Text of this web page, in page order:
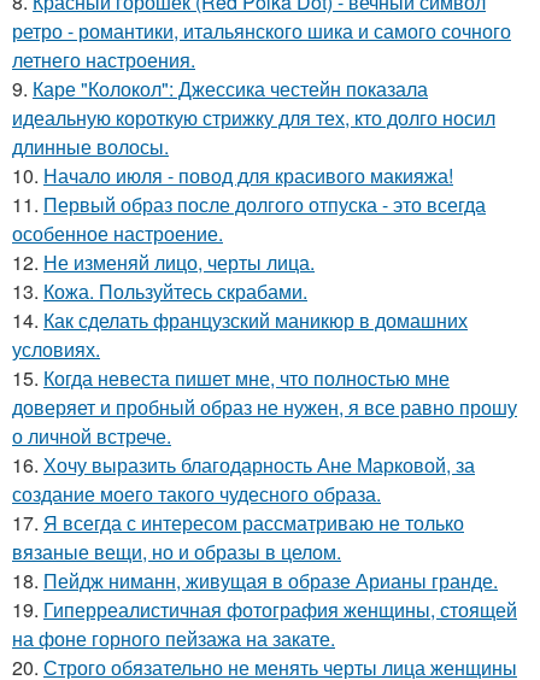
ретро - романтики, итальянского шика и самого сочного
летнего настроения.
9. Каре "Колокол": Джессика честейн показала
идеальную короткую стрижку для тех, кто долго носил
длинные волосы.
10. Начало июля - повод для красивого макияжа!
11. Первый образ после долгого отпуска - это всегда
особенное настроение.
12. Не изменяй лицо, черты лица.
13. Кожа. Пользуйтесь скрабами.
14. Как сделать французский маникюр в домашних
условиях.
15. Когда невеста пишет мне, что полностью мне
доверяет и пробный образ не нужен, я все равно прошу
о личной встрече.
16. Хочу выразить благодарность Ане Марковой, за
создание моего такого чудесного образа.
17. Я всегда с интересом рассматриваю не только
вязаные вещи, но и образы в целом.
18. Пейдж ниманн, живущая в образе Арианы гранде.
19. Гиперреалистичная фотография женщины, стоящей
на фоне горного пейзажа на закате.
20. Строго обязательно не менять черты лица женщины